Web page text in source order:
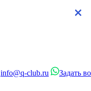
info@q-club.ru Задать
×
×
×
×